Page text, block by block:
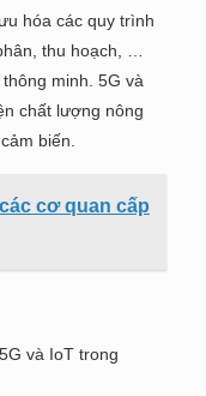
hóa các quy trình
thu hoạch, …
minh. 5G và
chất lượng nông
biến.
cơ quan cấp
và IoT trong